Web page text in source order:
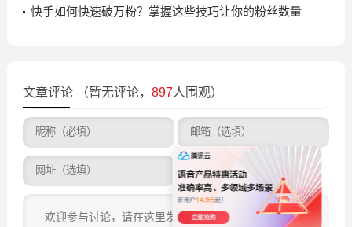
成为快手达人并获取收益
快手如何快速破万粉？掌握这些技巧让你的粉丝数量
文章评论 （暂无评论， 897人围观）